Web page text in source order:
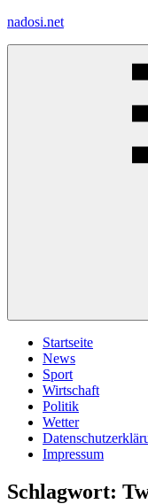
Zum
nadosi.net
Startseite
News
Sport
Wirtschaft
Politik
Wetter
Impressum
Schlagwort: